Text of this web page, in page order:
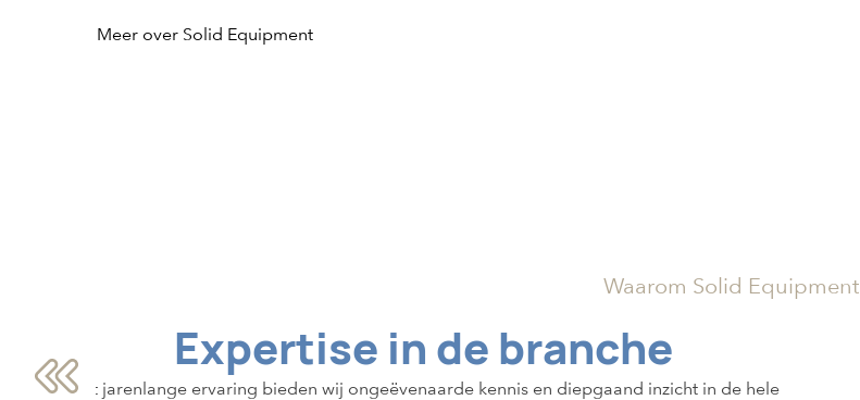
Meer over Solid Equipment
Waarom Solid Equipment
Expertise in de branche
Met jarenlange ervaring bieden wij ongeëvenaarde kennis en diepgaand inzicht in de hele